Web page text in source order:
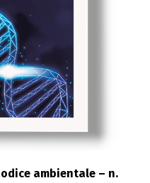
ambientale – n.